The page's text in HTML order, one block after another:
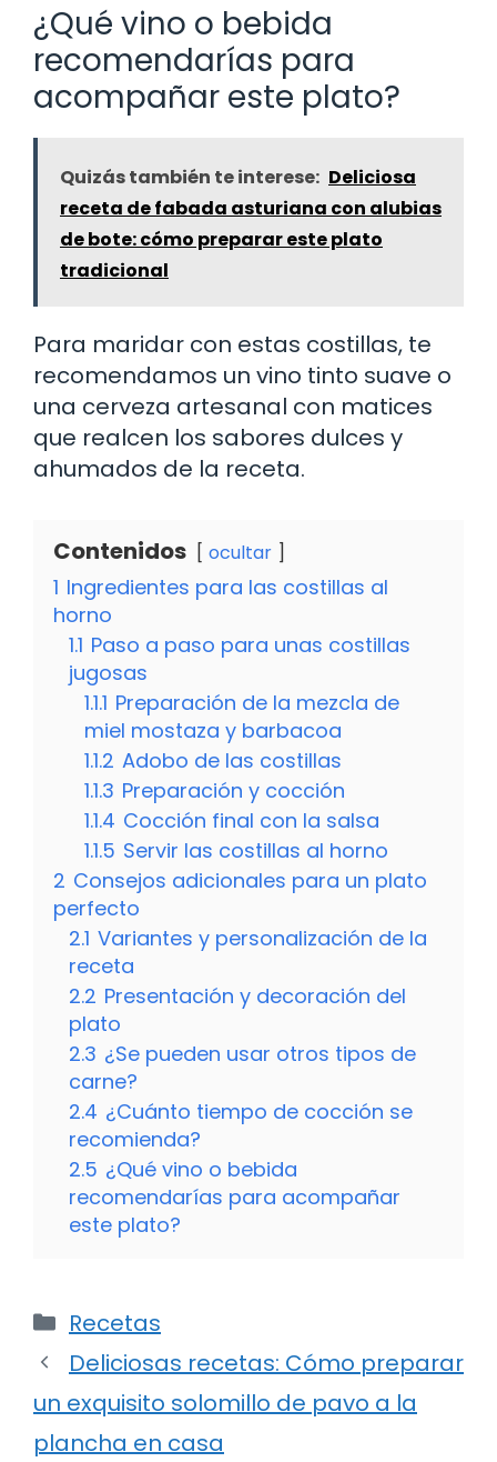
¿Qué vino o bebida
recomendarías para
acompañar este plato?
Quizás también te interese: Deliciosa
receta de fabada asturiana con alubias
de bote: cómo preparar este plato
tradicional
Para maridar con estas costillas, te
recomendamos un vino tinto suave o
una cerveza artesanal con matices
que realcen los sabores dulces y
ahumados de la receta.
Contenidos ocultar
1 Ingredientes para las costillas al
horno
1.1 Paso a paso para unas costillas
jugosas
1.1.1 Preparación de la mezcla de
miel mostaza y barbacoa
1.1.2 Adobo de las costillas
1.1.3 Preparación y cocción
1.1.4 Cocción final con la salsa
1.1.5 Servir las costillas al horno
2 Consejos adicionales para un plato
perfecto
2.1 Variantes y personalización de la
receta
2.2 Presentación y decoración del
plato
2.3 ¿Se pueden usar otros tipos de
carne?
2.4 ¿Cuánto tiempo de cocción se
recomienda?
2.5 ¿Qué vino o bebida
recomendarías para acompañar
este plato?
Categorías
Recetas
Deliciosas recetas: Cómo preparar
un exquisito solomillo de pavo a la
plancha en casa